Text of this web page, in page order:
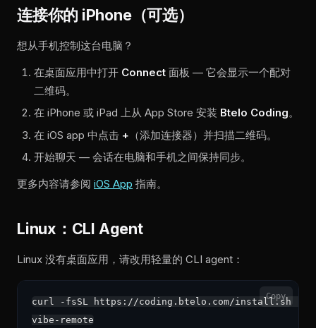
连接你的 iPhone（可选）
想从手机控制这台电脑？
在桌面应用中打开 Connect 面板 — 它会显示一个配对
二维码。
在 iPhone 或 iPad 上从 App Store 安装 Btelo Coding。
在 iOS app 中点击 + （添加连接器）并扫描二维码。
开始聊天 — 会话在电脑和手机之间保持同步。
更多内容请参阅 iOS App 指南。
Linux：CLI Agent
Linux 没有桌面应用，请改用轻量的 CLI agent：
curl -fsSL https://coding.btelo.com/install.sh |
Copy